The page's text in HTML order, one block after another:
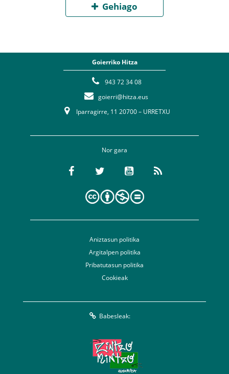
Gehiago
Goierriko Hitza
943 72 34 08
goierri@hitza.eus
Iparragirre, 11 20700 – URRETXU
Nor gara
Aniztasun politika
Argitalpen politika
Pribatutasun politika
Cookieak
Babesleak: